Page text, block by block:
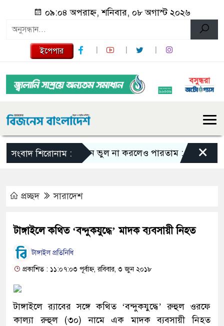
০৯:০৪ অপরাহ্ন, শনিবার, ০৮ অগাস্ট ২০২৬
ইপেপার
সংবাদ শিরোনাম :এমন ভুল না করলেও পারতাম : শাকিব খান
×
প্রচ্ছদ সারাদেশ
টাঙ্গাইলে কথিত ‘বন্দুকযুদ্ধে’ মাদক ব্যবসায়ী নিহত
টাঙ্গাইল প্রতিনিধি
প্রকাশিত : ১১:০৭:০৩ পূর্বাহ্ন, রবিবার, ৩ জুন ২০১৮
টাঙ্গাইলে র‌্যাবের সঙ্গে কথিত ‘বন্দুকযুদ্ধে’ রুহুল ওরফে
কাল্যা রুহুল (৩০) নামে এক মাদক ব্যবসায়ী নিহত